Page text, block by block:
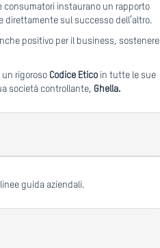
instaurano un rapporto
direttamente sul successo dell’altro.
positivo per il business, sostenere
rigoroso Codice Etico in tutte le sue
società controllante, Ghella.
guida aziendali.